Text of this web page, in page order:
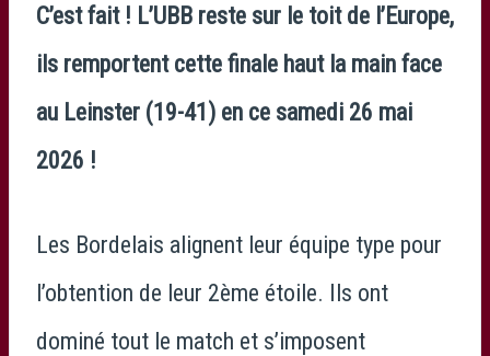
C’est fait ! L’UBB reste sur le toit de l’Europe,
ils remportent cette finale haut la main face
au Leinster (19-41) en ce samedi 26 mai
2026 !
Les Bordelais alignent leur équipe type pour
l’obtention de leur 2ème étoile. Ils ont
dominé tout le match et s’imposent